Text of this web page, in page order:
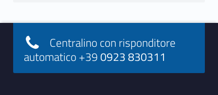
Footer info sidebar
Centralino con risponditore
automatico +390923 830311